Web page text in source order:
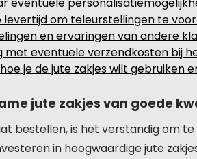
om teleurstellingen te
en ervaringen van andere
met eventuele verzendkosten bij
je de jute zakjes wilt gebruiken
jute zakjes van goede
bestellen, is het verstandig om
in hoogwaardige jute